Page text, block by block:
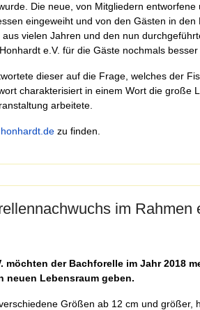
Die neue, von Mitgliedern
eingeweiht und von den Gästen in
vielen Jahren und den nun
e.V. für die Gäste nochmals besser
dieser auf die Frage, welches der
charakterisiert in einem Wort die große
arbeitete.
zu finden.
im
der Bachforelle im Jahr 2018
neuen Lebensraum geben.
Größen ab 12 cm und